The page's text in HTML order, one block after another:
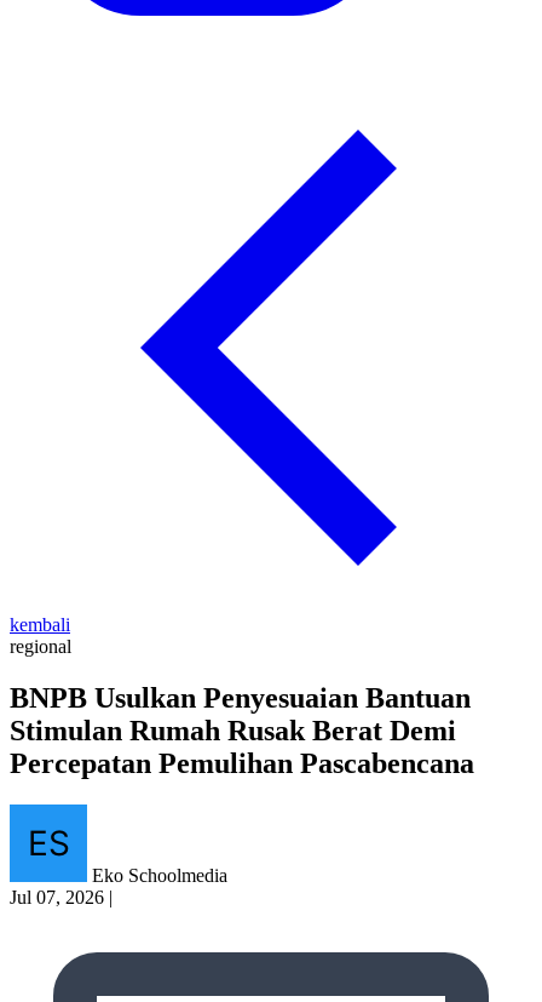
kembali
regional
BNPB Usulkan Penyesuaian Bantuan
Stimulan Rumah Rusak Berat Demi
Percepatan Pemulihan Pascabencana
Eko Schoolmedia
Jul 07, 2026 |